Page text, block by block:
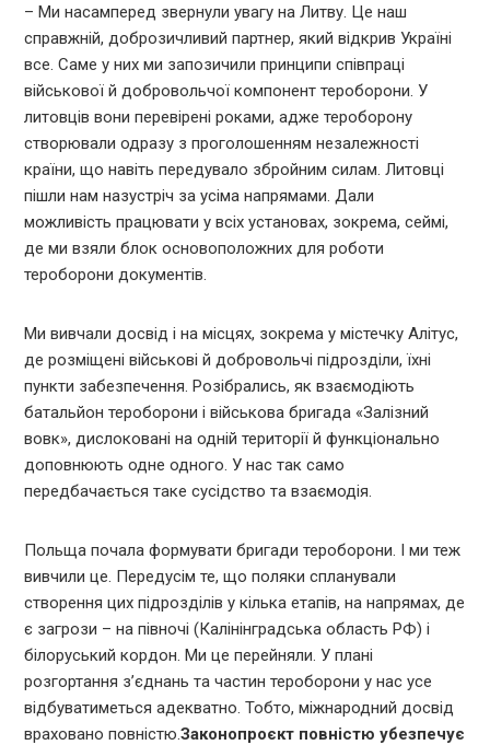
– Ми насамперед звернули увагу на Литву. Це наш
справжній, доброзичливий партнер, який відкрив Україні
все. Саме у них ми запозичили принципи співпраці
військової й добровольчої компонент тероборони. У
литовців вони перевірені роками, адже тероборону
створювали одразу з проголошенням незалежності
країни, що навіть передувало збройним силам. Литовці
пішли нам назустріч за усіма напрямами. Дали
можливість працювати у всіх установах, зокрема, сеймі,
де ми взяли блок основоположних для роботи
тероборони документів.
Ми вивчали досвід і на місцях, зокрема у містечку Алітус,
де розміщені військові й добровольчі підрозділи, їхні
пункти забезпечення. Розібрались, як взаємодіють
батальйон тероборони і військова бригада «Залізний
вовк», дислоковані на одній території й функціонально
доповнюють одне одного. У нас так само
передбачається таке сусідство та взаємодія.
Польща почала формувати бригади тероборони. І ми теж
вивчили це. Передусім те, що поляки спланували
створення цих підрозділів у кілька етапів, на напрямах, де
є загрози – на півночі (Калінінградська область РФ) і
білоруський кордон. Ми це перейняли. У плані
розгортання з’єднань та частин тероборони у нас усе
відбуватиметься адекватно. Тобто, міжнародний досвід
враховано повністю.Законопроєкт повністю убезпечує